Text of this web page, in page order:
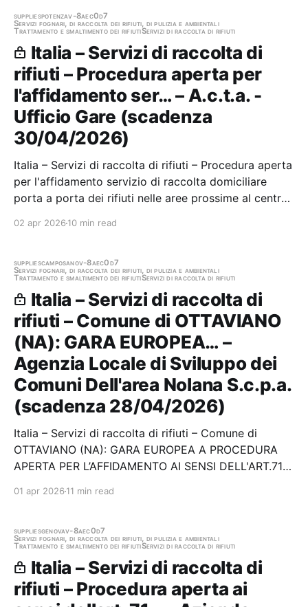
attesa di aggiudicazione
suppliespotenzav-8aec0d7
Servizi fognari, di raccolta dei rifiuti, di pulizia e ambientali
Trattamento e smaltimento dei rifiutiServizi di raccolta di rifiuti
Italia – Servizi di raccolta di
rifiuti – Procedura aperta per
l'affidamento ser… – A.c.t.a. -
Ufficio Gare (scadenza
30/04/2026)
Italia – Servizi di raccolta di rifiuti – Procedura aperta
per l'affidamento servizio di raccolta domiciliare
porta a porta dei rifiuti nelle aree prossime al centro
A.c.t.a. - Ufficio Gare Scadenza 30/04/2026 Gara
02 apr 2026 10 min read
suppliescamposanov-8aec0d7
Servizi fognari, di raccolta dei rifiuti, di pulizia e ambientali
Trattamento e smaltimento dei rifiutiServizi di raccolta di rifiuti
Italia – Servizi di raccolta di
rifiuti – Comune di OTTAVIANO
(NA): GARA EUROPEA… –
Agenzia Locale di Sviluppo dei
Comuni Dell'area Nolana S.c.p.a.
(scadenza 28/04/2026)
Italia – Servizi di raccolta di rifiuti – Comune di
OTTAVIANO (NA): GARA EUROPEA A PROCEDURA
APERTA PER L’AFFIDAMENTO AI SENSI DELL'ART.71
URBANA SUL TERRITORIO COMUNALE PER LA
appaltante: Agenzia Locale di…
01 apr 2026 11 min read
suppliesgenovav-8aec0d7
Servizi fognari, di raccolta dei rifiuti, di pulizia e ambientali
Trattamento e smaltimento dei rifiutiServizi di raccolta di rifiuti
Italia – Servizi di raccolta di
rifiuti – Procedura aperta ai